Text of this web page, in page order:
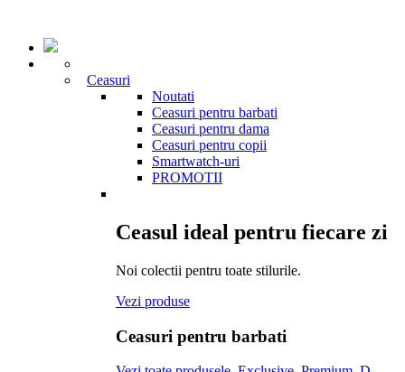
Ceasuri
Noutati
Ceasuri pentru barbati
Ceasuri pentru dama
Ceasuri pentru copii
Smartwatch-uri
PROMOTII
Ceasul ideal pentru fiecare zi
Noi colectii pentru toate stilurile.
Vezi produse
Ceasuri pentru barbati